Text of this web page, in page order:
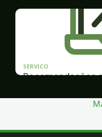
SERVICO
Recomendações